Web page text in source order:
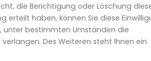
die Berichtigung oder Löschung
erteilt haben, können Sie diese
unter bestimmten Umständen die
Des Weiteren steht Ihnen ein